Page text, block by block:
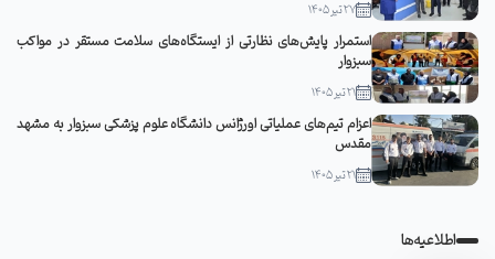
27 تیر 1405
استمرار پایش‌های نظارتی از ایستگاه‌های سلامت مستقر در مواکب
سبزوار
21 تیر 1405
اعزام تیم‌های عملیاتی اورژانس دانشگاه علوم پزشکی سبزوار به مشهد
مقدس
21 تیر 1405
اطلاعیه‌ها